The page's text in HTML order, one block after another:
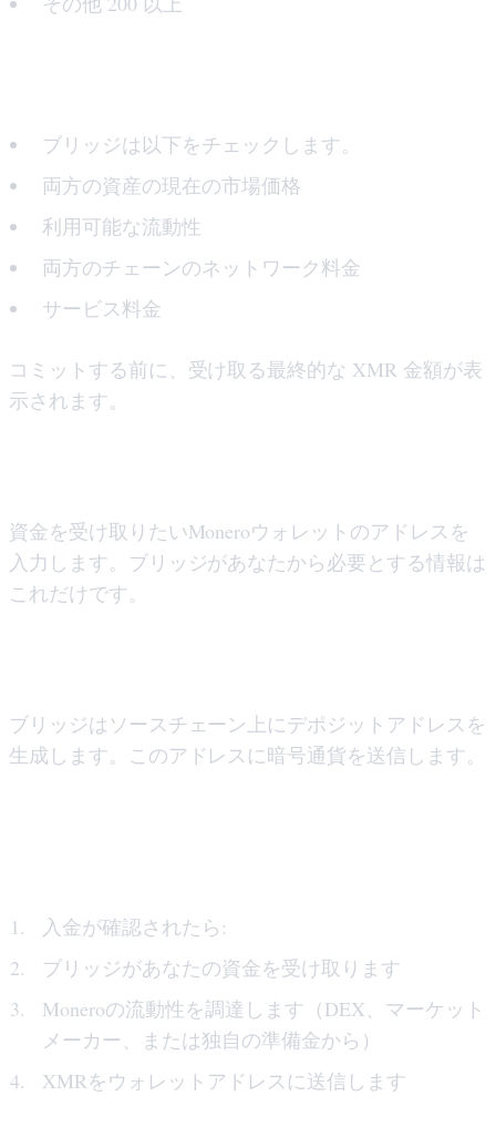
ブリッジは以下をチェックします。
両方の資産の現在の市場価格
利用可能な流動性
両方のチェーンのネットワーク料金
サービス料金
コミットする前に、受け取る最終的な XMR 金額が表
示されます。
資金を受け取りたいMoneroウォレットのアドレスを
入力します。ブリッジがあなたから必要とする情報は
これだけです。
ブリッジはソースチェーン上にデポジットアドレスを
生成します。このアドレスに暗号通貨を送信します。
入金が確認されたら:
ブリッジがあなたの資金を受け取ります
Moneroの流動性を調達します（DEX、マーケット
メーカー、または独自の準備金から）
XMRをウォレットアドレスに送信します